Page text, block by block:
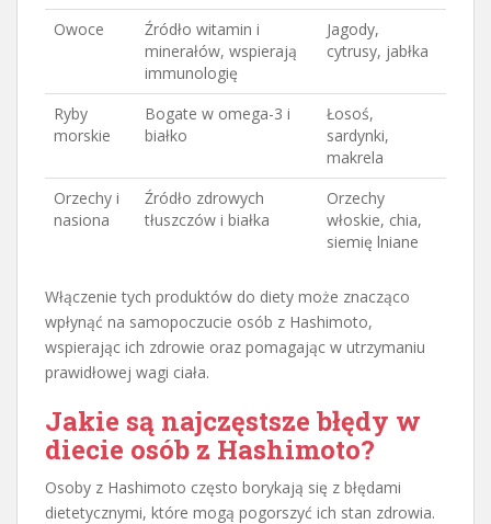
Owoce
Źródło witamin i
minerałów, wspierają
immunologię
Jagody,
cytrusy, jabłka
Ryby
morskie
Bogate w omega-3 i
białko
Łosoś,
sardynki,
makrela
Orzechy i
nasiona
Źródło zdrowych
tłuszczów i białka
Orzechy
włoskie, chia,
siemię lniane
Włączenie tych produktów do diety może znacząco
wpłynąć na samopoczucie osób z Hashimoto,
wspierając ich zdrowie oraz pomagając w utrzymaniu
prawidłowej wagi ciała.
Jakie są najczęstsze błędy w
diecie osób z Hashimoto?
Osoby z Hashimoto często borykają się z błędami
dietetycznymi, które mogą pogorszyć ich stan zdrowia.